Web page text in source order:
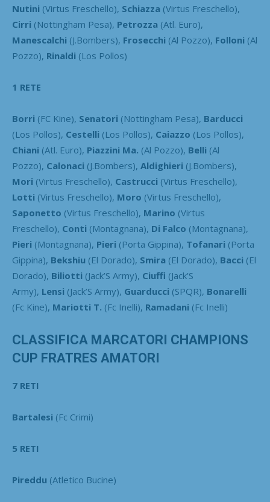
Nutini (Virtus Freschello), Schiazza (Virtus Freschello),
Cirri (Nottingham Pesa), Petrozza (Atl. Euro),
Manescalchi (J.Bombers), Frosecchi (Al Pozzo), Folloni (Al
Pozzo), Rinaldi (Los Pollos)
1 RETE
Borri (FC Kine), Senatori (Nottingham Pesa), Barducci
(Los Pollos), Cestelli (Los Pollos), Caiazzo (Los Pollos),
Chiani (Atl. Euro), Piazzini Ma. (Al Pozzo), Belli (Al
Pozzo), Calonaci (J.Bombers), Aldighieri (J.Bombers),
Mori (Virtus Freschello), Castrucci (Virtus Freschello),
Lotti (Virtus Freschello), Moro (Virtus Freschello),
Saponetto (Virtus Freschello), Marino (Virtus
Freschello), Conti (Montagnana), Di Falco (Montagnana),
Pieri (Montagnana), Pieri (Porta Gippina), Tofanari (Porta
Gippina), Bekshiu (El Dorado), Smira (El Dorado), Bacci (El
Dorado), Biliotti (Jack’S Army), Ciuffi (Jack’S
Army), Lensi (Jack’S Army), Guarducci (SPQR), Bonarelli
(Fc Kine), Mariotti T. (Fc Inelli), Ramadani (Fc Inelli)
CLASSIFICA MARCATORI CHAMPIONS
CUP FRATRES AMATORI
7 RETI
Bartalesi (Fc Crimi)
5 RETI
Pireddu (Atletico Bucine)